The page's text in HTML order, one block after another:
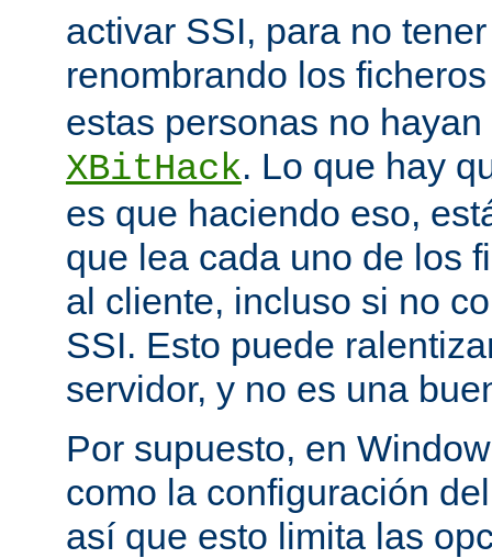
activar SSI, para no
renombrando los
estas personas no
XBitHack. Lo que hay
es que haciendo eso,
que lea cada uno de los
al cliente, incluso si no
SSI. Esto puede
servidor, y no es una
Por supuesto, en
como la configuración
así que esto limita las